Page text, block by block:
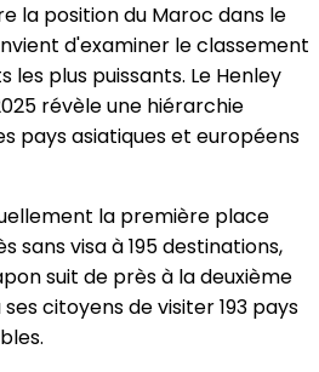
la position du Maroc dans le
d'examiner le classement
plus puissants. Le Henley
révèle une hiérarchie
pays asiatiques et européens
la première place
sans visa à 195 destinations,
suit de près à la deuxième
citoyens de visiter 193 pays